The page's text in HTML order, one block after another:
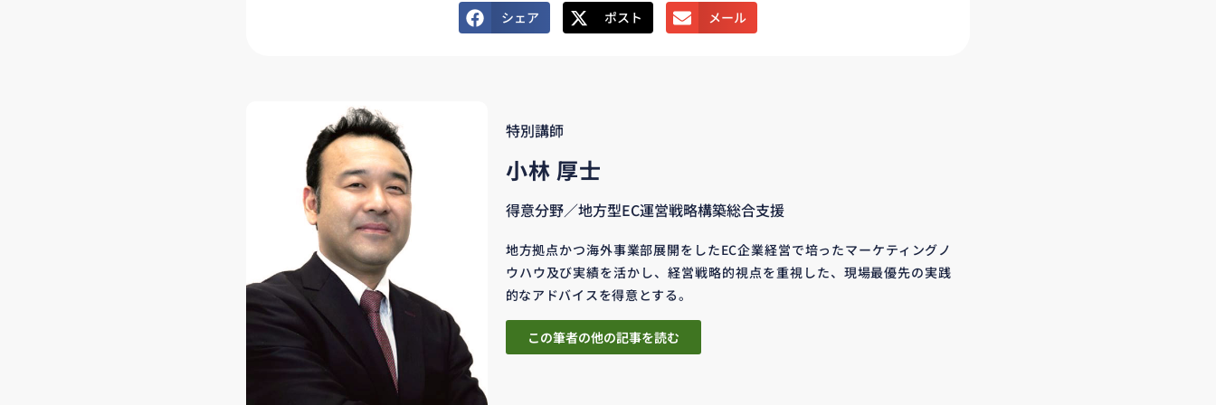
シェア ポスト メール
特別講師
小林 厚士
得意分野／地方型EC運営戦略構築総合支援
地方拠点かつ海外事業部展開をしたEC企業経営で培ったマーケティングノ
ウハウ及び実績を活かし、経営戦略的視点を重視した、現場最優先の実践
的なアドバイスを得意とする。
この筆者の他の記事を読む